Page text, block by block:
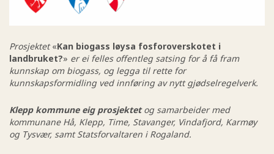
Prosjektet«Kan biogass løysa fosforoverskotet i
landbruket?» er ei felles offentleg satsing for å få fram
kunnskap om biogass, og legga til rette for
kunnskapsformidling ved innføring av nytt gjødselregelverk.
Klepp kommune eig prosjektetog samarbeider med
kommunane Hå, Klepp, Time, Stavanger, Vindafjord, Karmøy
og Tysvær, samt Statsforvaltaren i Rogaland.